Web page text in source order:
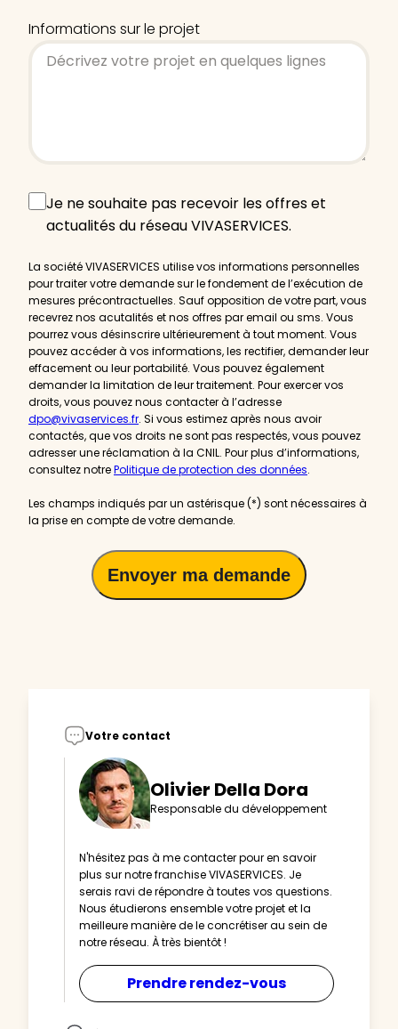
Informations sur le projet
Offres
Je ne souhaite pas recevoir les offres et
actualités du réseau VIVASERVICES.
La société VIVASERVICES utilise vos informations personnelles
pour traiter votre demande sur le fondement de l’exécution de
mesures précontractuelles. Sauf opposition de votre part, vous
recevrez nos acutalités et nos offres par email ou sms. Vous
pourrez vous désinscrire ultérieurement à tout moment. Vous
pouvez accéder à vos informations, les rectifier, demander leur
effacement ou leur portabilité. Vous pouvez également
demander la limitation de leur traitement. Pour exercer vos
droits, vous pouvez nous contacter à l’adresse
dpo@vivaservices.fr. Si vous estimez après nous avoir
contactés, que vos droits ne sont pas respectés, vous pouvez
adresser une réclamation à la CNIL. Pour plus d’informations,
consultez notrePolitique de protection des données.
Les champs indiqués par un astérisque (*) sont nécessaires à
la prise en compte de votre demande.
Votre contact
Olivier Della Dora
Responsable du développement
N'hésitez pas à me contacter pour en savoir
plus sur notre franchise VIVASERVICES. Je
serais ravi de répondre à toutes vos questions.
Nous étudierons ensemble votre projet et la
meilleure manière de le concrétiser au sein de
notre réseau. À très bientôt !
Prendre rendez-vous